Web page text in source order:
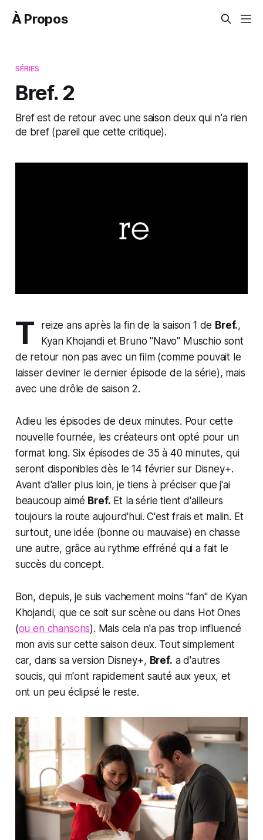
À Propos
SÉRIES
Bref. 2
Bref est de retour avec une saison deux qui n'a rien
de bref (pareil que cette critique).
T reize ans après la fin de la saison 1 de Bref.,
Kyan Khojandi et Bruno "Navo" Muschio sont
de retour non pas avec un film (comme pouvait le
laisser deviner le dernier épisode de la série), mais
avec une drôle de saison 2.
Adieu les épisodes de deux minutes. Pour cette
nouvelle fournée, les créateurs ont opté pour un
format long. Six épisodes de 35 à 40 minutes, qui
seront disponibles dès le 14 février sur Disney+.
Avant d'aller plus loin, je tiens à préciser que j'ai
beaucoup aimé Bref. Et la série tient d'ailleurs
toujours la route aujourd'hui. C'est frais et malin. Et
surtout, une idée (bonne ou mauvaise) en chasse
une autre, grâce au rythme effréné qui a fait le
succès du concept.
Bon, depuis, je suis vachement moins "fan" de Kyan
Khojandi, que ce soit sur scène ou dans Hot Ones
(ou en chansons). Mais cela n'a pas trop influencé
mon avis sur cette saison deux. Tout simplement
car, dans sa version Disney+, Bref. a d'autres
soucis, qui m'ont rapidement sauté aux yeux, et
ont un peu éclipsé le reste.